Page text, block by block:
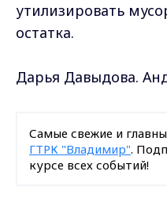
утилизировать
остатка.
Дарья Давыдова.
Самые свежие и
ГТРК "Владимир".
курсе всех событий!